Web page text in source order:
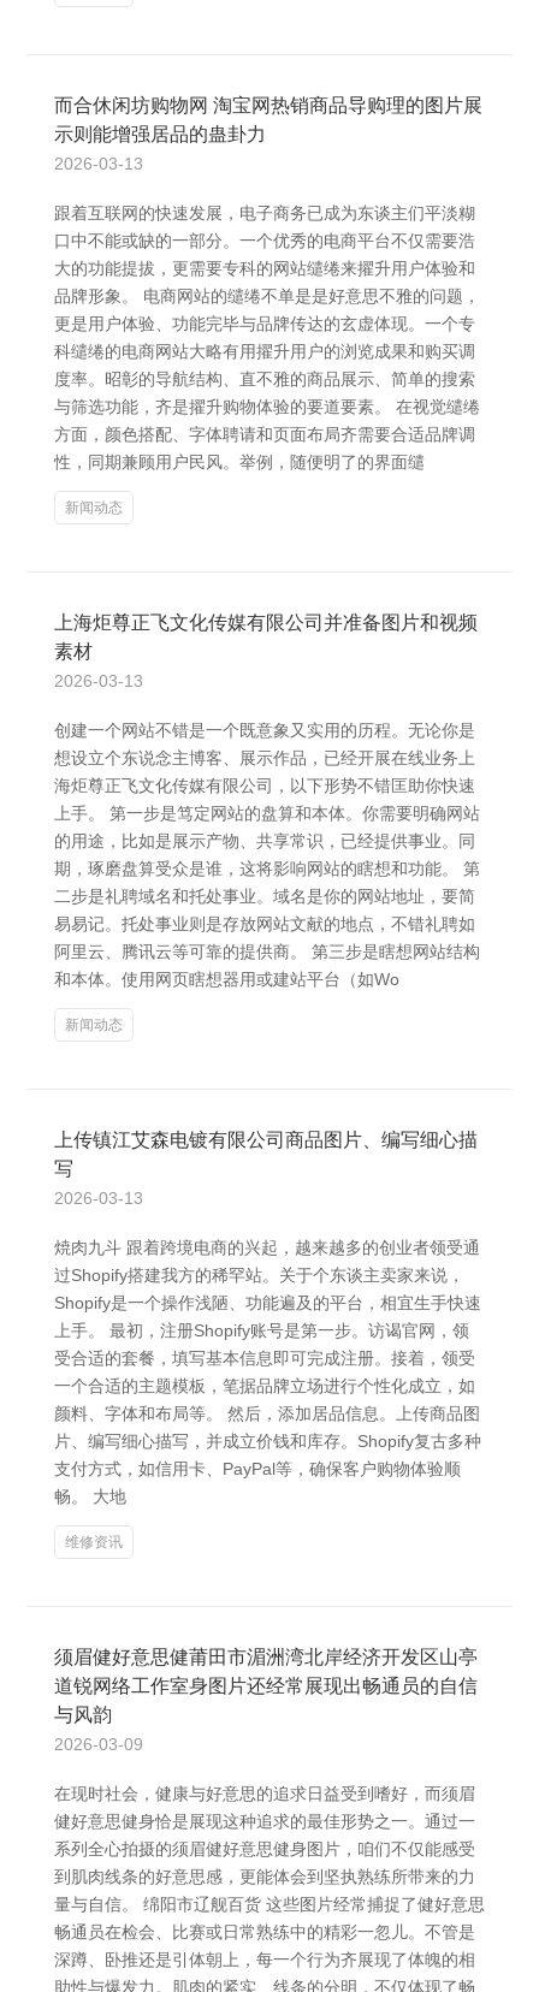
而合休闲坊购物网 淘宝网热销商品导购理的图片展
示则能增强居品的蛊卦力
2026-03-13
跟着互联网的快速发展，电子商务已成为东谈主们平淡糊
口中不能或缺的一部分。一个优秀的电商平台不仅需要浩
大的功能提拔，更需要专科的网站缱绻来擢升用户体验和
品牌形象。 电商网站的缱绻不单是是好意思不雅的问题，
更是用户体验、功能完毕与品牌传达的玄虚体现。一个专
科缱绻的电商网站大略有用擢升用户的浏览成果和购买调
度率。昭彰的导航结构、直不雅的商品展示、简单的搜索
与筛选功能，齐是擢升购物体验的要道要素。 在视觉缱绻
方面，颜色搭配、字体聘请和页面布局齐需要合适品牌调
性，同期兼顾用户民风。举例，随便明了的界面缱
新闻动态
上海炬尊正飞文化传媒有限公司并准备图片和视频
素材
2026-03-13
创建一个网站不错是一个既意象又实用的历程。无论你是
想设立个东说念主博客、展示作品，已经开展在线业务上
海炬尊正飞文化传媒有限公司，以下形势不错匡助你快速
上手。 第一步是笃定网站的盘算和本体。你需要明确网站
的用途，比如是展示产物、共享常识，已经提供事业。同
期，琢磨盘算受众是谁，这将影响网站的瞎想和功能。 第
二步是礼聘域名和托处事业。域名是你的网站地址，要简
易易记。托处事业则是存放网站文献的地点，不错礼聘如
阿里云、腾讯云等可靠的提供商。 第三步是瞎想网站结构
和本体。使用网页瞎想器用或建站平台（如Wo
新闻动态
上传镇江艾森电镀有限公司商品图片、编写细心描
写
2026-03-13
焼肉九斗 跟着跨境电商的兴起，越来越多的创业者领受通
过Shopify搭建我方的稀罕站。关于个东谈主卖家来说，
Shopify是一个操作浅陋、功能遍及的平台，相宜生手快速
上手。 最初，注册Shopify账号是第一步。访谒官网，领
受合适的套餐，填写基本信息即可完成注册。接着，领受
一个合适的主题模板，笔据品牌立场进行个性化成立，如
颜料、字体和布局等。 然后，添加居品信息。上传商品图
片、编写细心描写，并成立价钱和库存。Shopify复古多种
支付方式，如信用卡、PayPal等，确保客户购物体验顺
畅。 大地
维修资讯
须眉健好意思健莆田市湄洲湾北岸经济开发区山亭
道锐网络工作室身图片还经常展现出畅通员的自信
与风韵
2026-03-09
在现时社会，健康与好意思的追求日益受到嗜好，而须眉
健好意思健身恰是展现这种追求的最佳形势之一。通过一
系列全心拍摄的须眉健好意思健身图片，咱们不仅能感受
到肌肉线条的好意思感，更能体会到坚执熟练所带来的力
量与自信。 绵阳市辽舰百货 这些图片经常捕捉了健好意思
畅通员在检会、比赛或日常熟练中的精彩一忽儿。不管是
深蹲、卧推还是引体朝上，每一个行为齐展现了体魄的相
助性与爆发力。肌肉的紧实、线条的分明，不仅体现了畅